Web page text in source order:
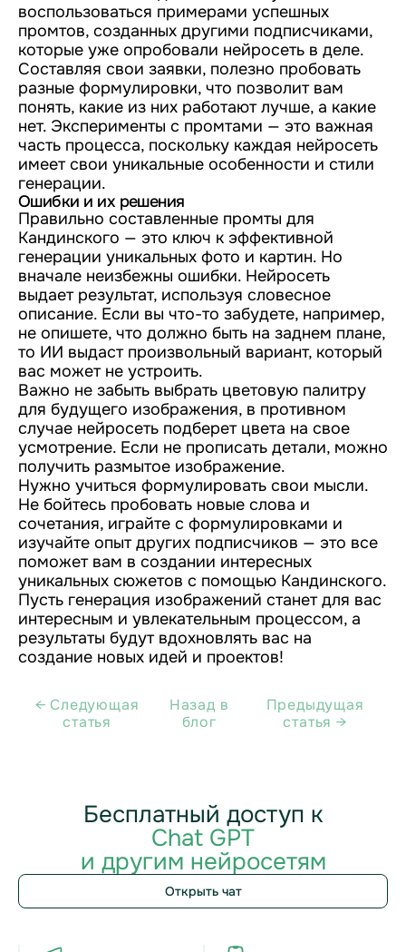
воспользоваться примерами успешных
промтов, созданных другими подписчиками,
которые уже опробовали нейросеть в деле.
Составляя свои заявки, полезно пробовать
разные формулировки, что позволит вам
понять, какие из них работают лучше, а какие
нет. Эксперименты с промтами — это важная
часть процесса, поскольку каждая нейросеть
имеет свои уникальные особенности и стили
генерации.
Ошибки и их решения
Правильно составленные промты для
Кандинского — это ключ к эффективной
генерации уникальных фото и картин. Но
вначале неизбежны ошибки. Нейросеть
выдает результат, используя словесное
описание. Если вы что-то забудете, например,
не опишете, что должно быть на заднем плане,
то ИИ выдаст произвольный вариант, который
вас может не устроить.
Важно не забыть выбрать цветовую палитру
для будущего изображения, в противном
случае нейросеть подберет цвета на свое
усмотрение. Если не прописать детали, можно
получить размытое изображение.
Нужно учиться формулировать свои мысли.
Не бойтесь пробовать новые слова и
сочетания, играйте с формулировками и
изучайте опыт других подписчиков — это все
поможет вам в создании интересных
уникальных сюжетов с помощью Кандинского.
Пусть генерация изображений станет для вас
интересным и увлекательным процессом, а
результаты будут вдохновлять вас на
создание новых идей и проектов!
← Cледующая
статья
Назад в
блог
Предыдущая
статья →
Бесплатный доступ к
Chat GPT
и другим нейросетям
Открыть чат